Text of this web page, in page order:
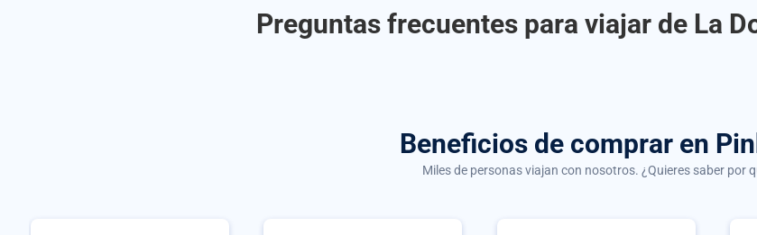
Preguntas frecuentes para viajar de La
Beneficios de comprar en
Miles de personas viajan con nosotros. ¿Quieres saber por